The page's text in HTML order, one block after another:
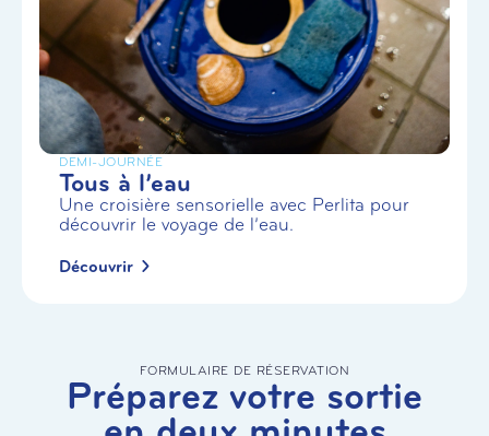
DEMI-JOURNÉE
Tous à l’eau
Une croisière sensorielle avec Perlita pour
découvrir le voyage de l’eau.
Découvrir
FORMULAIRE DE RÉSERVATION
Préparez votre sortie